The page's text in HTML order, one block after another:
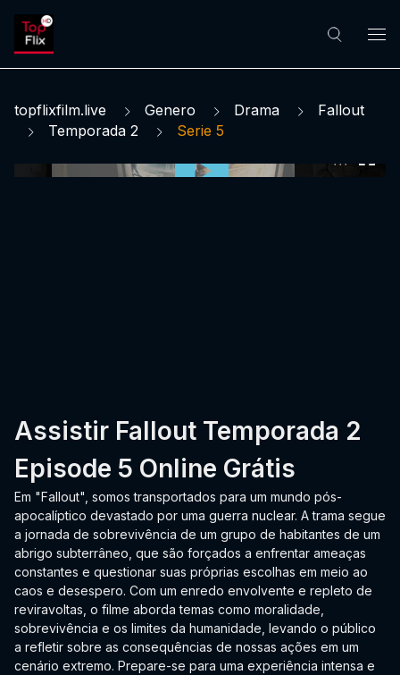
topflixfilm.live Genero Drama
Fallout
Temporada 2
Serie 5
Assistir Fallout Temporada 2
Episode 5 Online Grátis
Em "Fallout", somos transportados para um mundo pós-
apocalíptico devastado por uma guerra nuclear. A trama segue
a jornada de sobrevivência de um grupo de habitantes de um
abrigo subterrâneo, que são forçados a enfrentar ameaças
constantes e questionar suas próprias escolhas em meio ao
caos e desespero. Com um enredo envolvente e repleto de
reviravoltas, o filme aborda temas como moralidade,
sobrevivência e os limites da humanidade, levando o público
a refletir sobre as consequências de nossas ações em um
cenário extremo. Prepare-se para uma experiência intensa e